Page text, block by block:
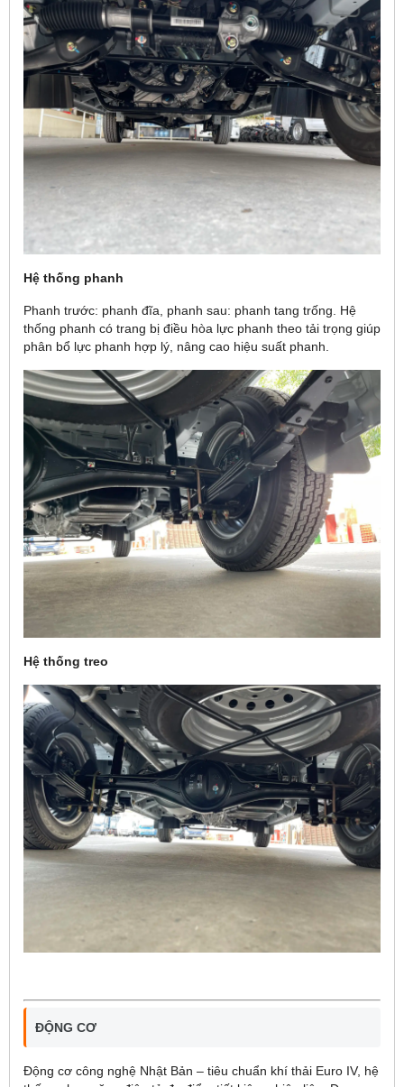
Hệ thống phanh
Phanh trước: phanh đĩa, phanh sau: phanh tang trống. Hệ
thống phanh có trang bị điều hòa lực phanh theo tải trọng giúp
phân bổ lực phanh hợp lý, nâng cao hiệu suất phanh.
Hệ thống treo
ĐỘNG CƠ
Động cơ công nghệ Nhật Bản – tiêu chuẩn khí thải Euro IV, hệ